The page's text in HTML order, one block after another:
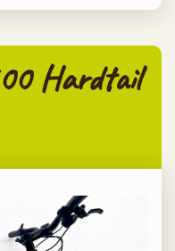
Hardtail